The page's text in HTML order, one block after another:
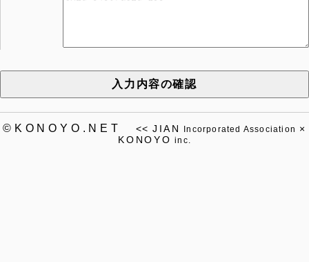
入力内容の確認
©KONOYO.NET << JIAN Incorporated Association ×
KONOYO inc.